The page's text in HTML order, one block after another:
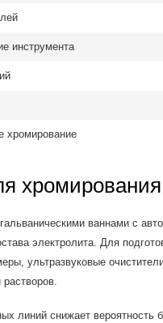
инструмента
хромирование
хромирования
ваннами с
электролита. Для
ультразвуковые
линий снижает вероятность